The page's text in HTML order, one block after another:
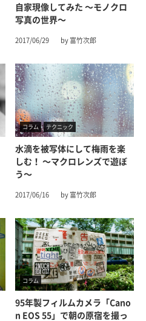
自家現像してみた 〜モノクロ
写真の世界〜
2017/06/29 by 富竹次郎
コラム テクニック
水滴を被写体にして梅雨を楽
しむ！ 〜マクロレンズで遊ぼ
う〜
2017/06/16 by 富竹次郎
コラム
95年製フィルムカメラ「Cano
N EOS 55」で朝の原宿を撮っ